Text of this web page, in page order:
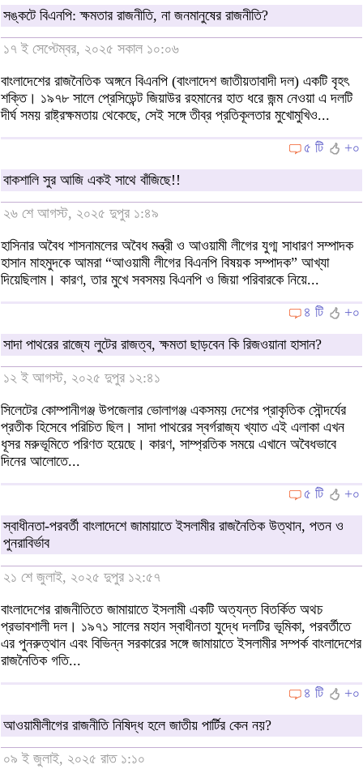
সঙ্কটে বিএনপি: ক্ষমতার রাজনীতি, না জনমানুষের রাজনীতি?
১৭ ই সেপ্টেম্বর, ২০২৫ সকাল ১০:০৬
​বাংলাদেশের রাজনৈতিক অঙ্গনে বিএনপি (বাংলাদেশ জাতীয়তাবাদী দল) একটি বৃহৎ
শক্তি। ১৯৭৮ সালে প্রেসিডেন্ট জিয়াউর রহমানের হাত ধরে জন্ম নেওয়া এ দলটি
দীর্ঘ সময় রাষ্ট্রক্ষমতায় থেকেছে, সেই সঙ্গে তীব্র প্রতিকূলতার মুখোমুখিও...
৫ টি
+০
বাকশালি সুর আজি একই সাথে বাঁজিছে!!
২৬ শে আগস্ট, ২০২৫ দুপুর ১:৪৯
হাসিনার অবৈধ শাসনামলের অবৈধ মন্ত্রী ও আওয়ামী লীগের যুগ্ম সাধারণ সম্পাদক
হাসান মাহমুদকে আমরা “আওয়ামী লীগের বিএনপি বিষয়ক সম্পাদক” আখ্যা
দিয়েছিলাম। কারণ, তার মুখে সবসময় বিএনপি ও জিয়া পরিবারকে নিয়ে...
৪ টি
+০
সাদা পাথরের রাজ্যে লুটের রাজত্ব, ক্ষমতা ছাড়বেন কি রিজওয়ানা হাসান?
১২ ই আগস্ট, ২০২৫ দুপুর ১২:৪১
সিলেটের কোম্পানীগঞ্জ উপজেলার ভোলাগঞ্জ একসময় দেশের প্রাকৃতিক সৌন্দর্যের
প্রতীক হিসেবে পরিচিত ছিল। সাদা পাথরের স্বর্গরাজ্য খ্যাত এই এলাকা এখন
ধূসর মরুভূমিতে পরিণত হয়েছে। কারণ, সাম্প্রতিক সময়ে এখানে অবৈধভাবে
দিনের আলোতে...
৫ টি
+০
স্বাধীনতা-পরবর্তী বাংলাদেশে জামায়াতে ইসলামীর রাজনৈতিক উত্থান, পতন ও
পুনরাবির্ভাব
২১ শে জুলাই, ২০২৫ দুপুর ১২:৫৭
বাংলাদেশের রাজনীতিতে জামায়াতে ইসলামী একটি অত্যন্ত বিতর্কিত অথচ
প্রভাবশালী দল। ১৯৭১ সালের মহান স্বাধীনতা যুদ্ধে দলটির ভূমিকা, পরবর্তীতে
এর পুনরুত্থান এবং বিভিন্ন সরকারের সঙ্গে জামায়াতে ইসলামীর সম্পর্ক বাংলাদেশের
রাজনৈতিক গতি...
৪ টি
+০
আওয়ামীলীগের রাজনীতি নিষিদ্ধ হলে জাতীয় পার্টির কেন নয়?
০৯ ই জুলাই, ২০২৫ রাত ১:১০